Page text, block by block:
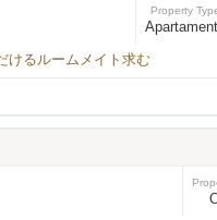
Property
けるルームメイト求む